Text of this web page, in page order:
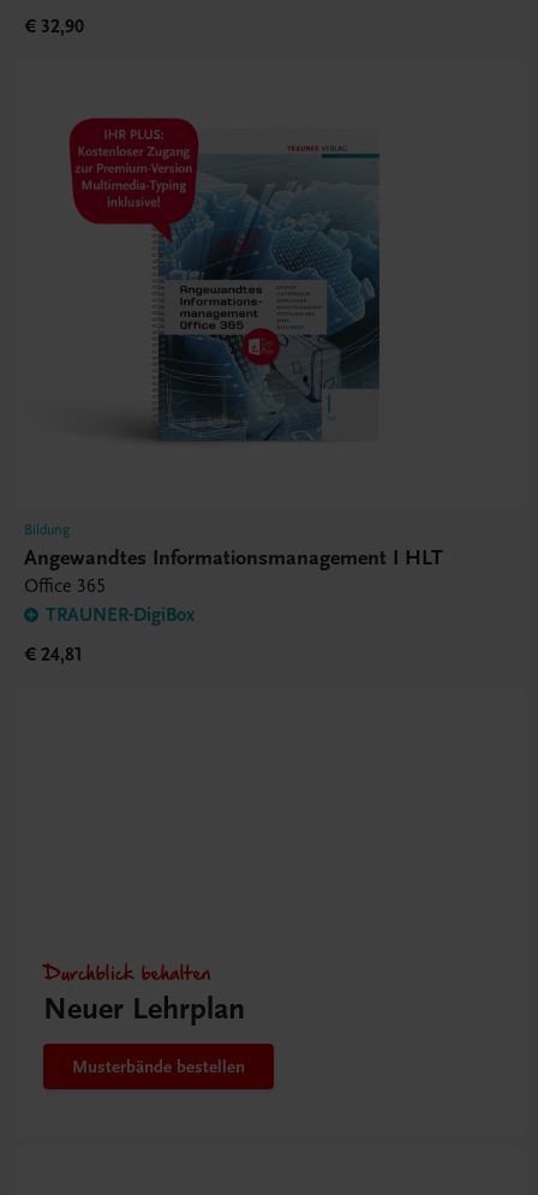
€ 32,90
Bildung
Angewandtes Informationsmanagement I HLT
Office 365
TRAUNER-DigiBox
€ 24,81
Durchblick behalten
Neuer Lehrplan
Musterbände bestellen